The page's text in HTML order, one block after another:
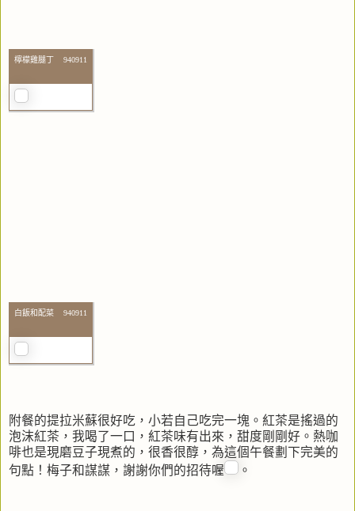
檸檬雞腿丁 940911
白飯和配菜 940911
附餐的提拉米蘇很好吃，小若自己吃完一塊。紅茶是搖過的
泡沫紅茶，我喝了一口，紅茶味有出來，甜度剛剛好。熱咖
啡也是現磨豆子現煮的，很香很醇，為這個午餐劃下完美的
句點！梅子和謀謀，謝謝你們的招待喔
。